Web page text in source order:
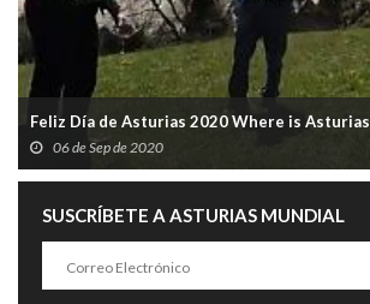
Feliz Día de Asturias 2020 Where is Asturias
06 de Sep de 2020
SUSCRÍBETE A ASTURIAS MUNDIAL